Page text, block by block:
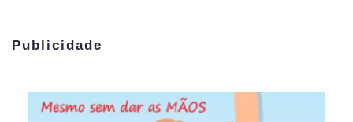
Publicidade